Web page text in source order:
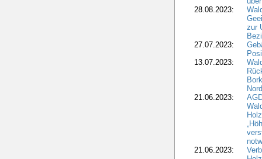
28.08.2023:
zur
27.07.2023:
13.07.2023:
21.06.2023:
21.06.2023: